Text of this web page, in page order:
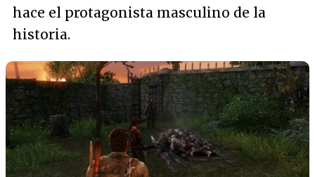
hace el protagonista masculino de la
historia.